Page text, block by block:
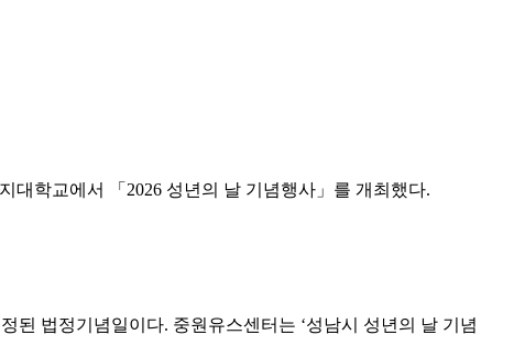
대학교에서 「2026 성년의 날 기념행사」를 개최했다.
된 법정기념일이다. 중원유스센터는 ‘성남시 성년의 날 기념